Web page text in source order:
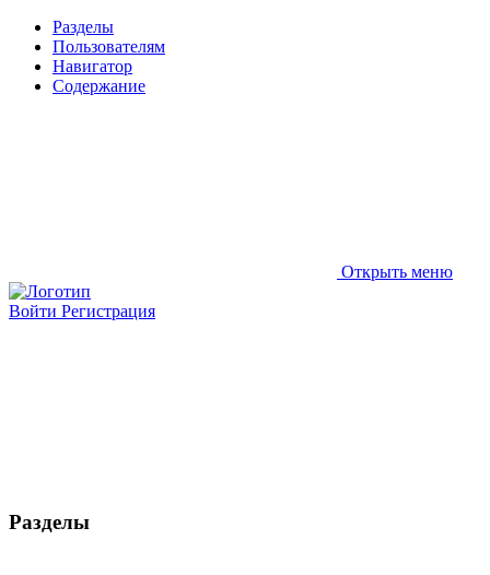
Разделы
Пользователям
Навигатор
Содержание
Открыть меню
Войти Регистрация
Разделы